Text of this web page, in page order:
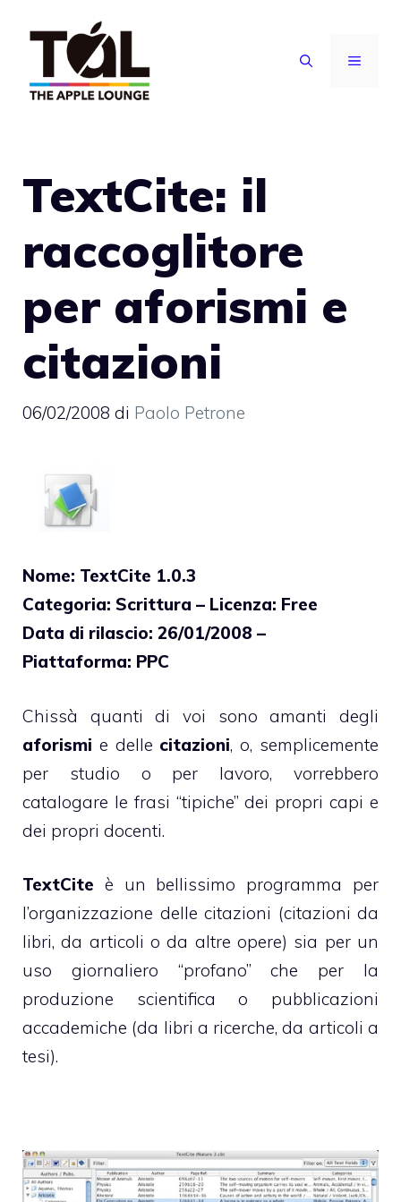
contenuto
MENU
TextCite: il
raccoglitore
per aforismi e
citazioni
06/02/2008 di Paolo Petrone
Nome: TextCite 1.0.3
Categoria: Scrittura – Licenza: Free
Data di rilascio: 26/01/2008 –
Piattaforma: PPC
Chissà quanti di voi sono amanti degli
aforismi e delle citazioni, o, semplicemente
per studio o per lavoro, vorrebbero
catalogare le frasi “tipiche” dei propri capi e
dei propri docenti.
TextCite è un bellissimo programma per
l’organizzazione delle citazioni (citazioni da
libri, da articoli o da altre opere) sia per un
uso giornaliero “profano” che per la
produzione scientifica o pubblicazioni
accademiche (da libri a ricerche, da articoli a
tesi).